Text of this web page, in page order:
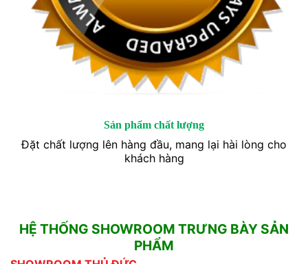
Sản phẩm chất lượng
Đặt chất lượng lên hàng đầu, mang lại hài lòng cho
khách hàng
HỆ THỐNG SHOWROOM TRƯNG BÀY SẢN
PHẨM